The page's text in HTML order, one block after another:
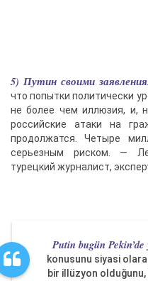
5) Путин своими
что попытки политически
не более чем иллюзия, и,
российские атаки на
продолжатся. Четыре
серьезным риском. —
турецкий журналист,
Putin bugün
konusunu siyasi
bir illüzyon olduğunu,